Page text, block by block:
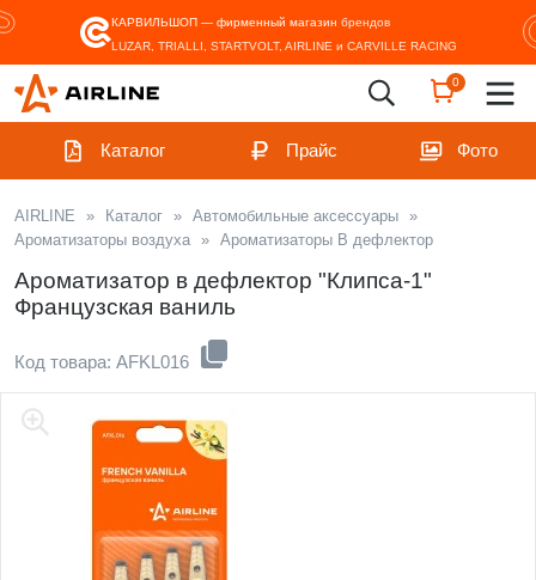
КАРВИЛЬШОП — фирменный магазин брендов
LUZAR, TRIALLI, STARTVOLT, AIRLINE и CARVILLE RACING
0
Каталог Прайс Фото
AIRLINE » Каталог » Автомобильные аксессуары »
Ароматизаторы воздуха » Ароматизаторы В дефлектор
Ароматизатор в дефлектор "Клипса-1"
Французская ваниль
Код товара: AFKL016